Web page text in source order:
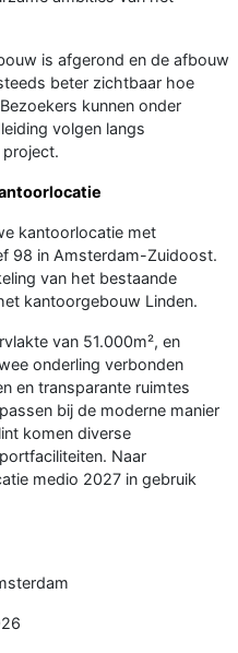
is afgerond en de afbouw
beter zichtbaar hoe
kunnen onder
volgen langs
kantoorlocatie met
98 in Amsterdam-Zuidoost.
van het bestaande
kantoorgebouw Linden.
van 51.000m², en
onderling verbonden
en transparante ruimtes
bij de moderne manier
komen diverse
Naar
medio 2027 in gebruik